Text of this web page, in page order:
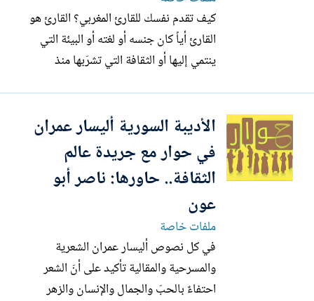
كيف تقدم نفسك للقارئ المغربي؟ القارئ هو
القارئ أياً كان جنسه أو لغته أو البيئة التي
ينتمي إليها أو الثقافة التي تشرّبها منذ
بدون قارئ يقرؤه، وبإمكاننا أن نستغني عن
ركن الناقد المتخصص ولكن من الصعب بل
المحال أن نلغي ركن...
الأديبة السورية أليسار عمران
في حوار مع جريدة عالم
الثقافة.. حاورها: ناصر أبو
عون
ملفات خاصة
في كل نصوص أليسار عمران الشعرية
والمسرحية والمقالية تأكيد على أنّ الشعر
احتفاءٌ بالحبّ والجمال والإنسان والزهر